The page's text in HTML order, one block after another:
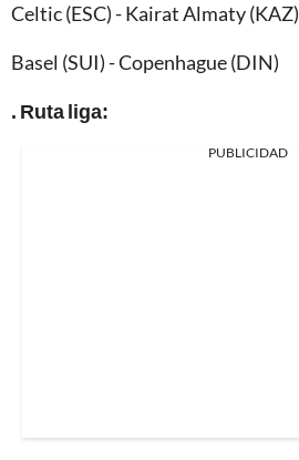
Celtic (ESC) - Kairat Almaty (KAZ)
Basel (SUI) - Copenhague (DIN)
. Ruta liga:
PUBLICIDAD